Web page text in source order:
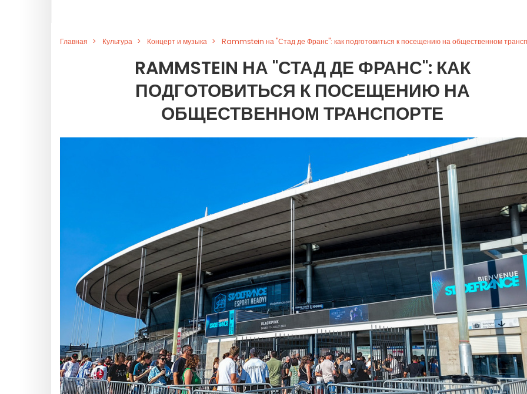
Главная Культура Концерт и музыка Rammstein на "Стад де Франс": как подготовиться к посещению на общественном
RAMMSTEIN НА "СТАД ДЕ ФРАНС": КАК
ПОДГОТОВИТЬСЯ К ПОСЕЩЕНИЮ НА
ОБЩЕСТВЕННОМ ТРАНСПОРТЕ